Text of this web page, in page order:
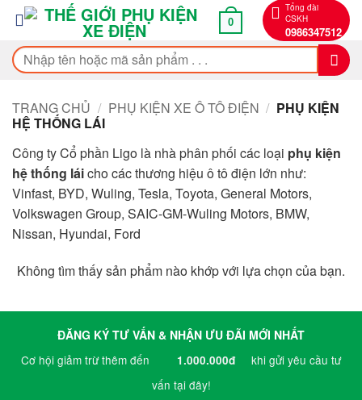
qua
nội
dung
0
Tổng đài
CSKH
0986347512
Tìm
kiếm:
TRANG CHỦ / PHỤ KIỆN XE Ô TÔ ĐIỆN / PHỤ KIỆN
HỆ THỐNG LÁI
Công ty Cổ phần Ligo là nhà phân phối các loại phụ kiện
hệ thống láicho các thương hiệu ô tô điện lớn như:
Vinfast, BYD, Wuling, Tesla, Toyota, General Motors,
Volkswagen Group, SAIC-GM-Wuling Motors, BMW,
Nissan, Hyundai, Ford
Không tìm thấy sản phẩm nào khớp với lựa chọn của bạn.
ĐĂNG KÝ TƯ VẤN & NHẬN ƯU ĐÃI MỚI NHẤT
Cơ hội giảm trừ thêm đến
1.000.000đ
khi gửi yêu cầu tư
vấn tại đây!